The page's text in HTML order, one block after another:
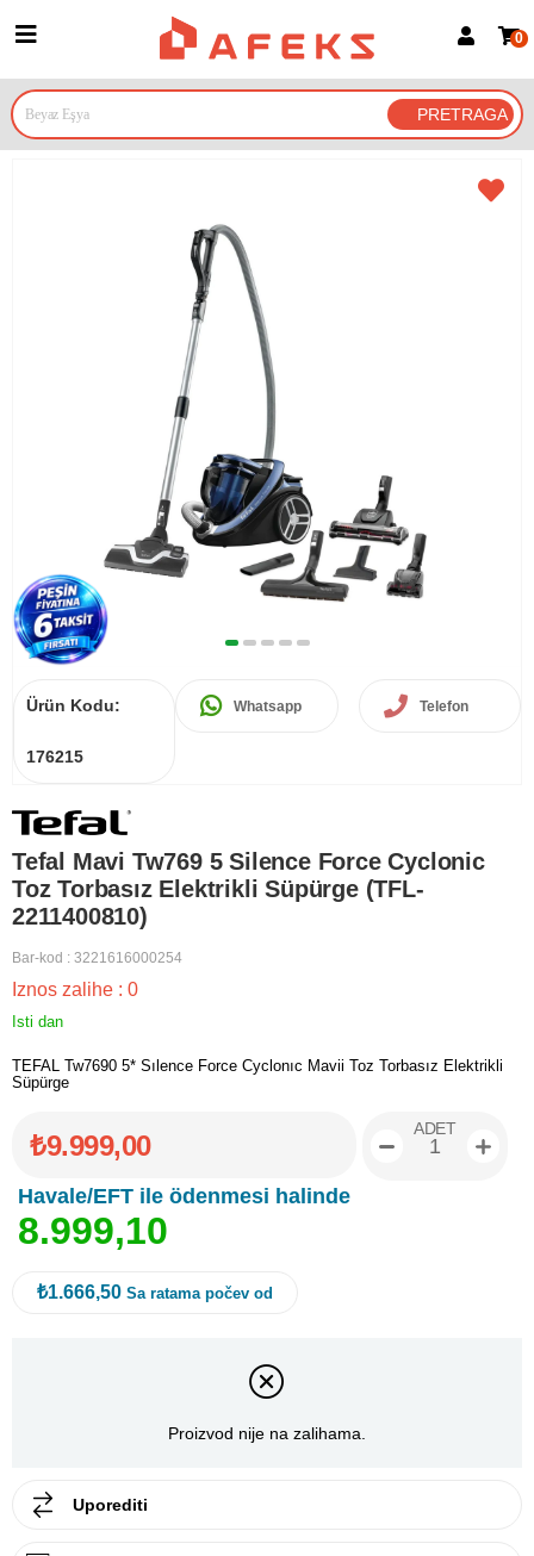
Prijava za članove
Prijavite se Google nalogom
0
Ürün Kodu:
176215
Whatsapp Telefon
Tefal Mavi Tw769 5 Silence Force Cyclonic
Toz Torbasız Elektrikli Süpürge (TFL-
2211400810)
Bar-kod : 3221616000254
Iznos zalihe : 0
Isti dan
TEFAL Tw7690 5* Sılence Force Cyclonıc Mavii Toz Torbasız Elektrikli
Süpürge
₺9.999,00
Havale/EFT ile ödenmesi halinde
8.999,10
ADET
₺1.666,50 Sa ratama počev od
Proizvod nije na zalihama.
Uporediti